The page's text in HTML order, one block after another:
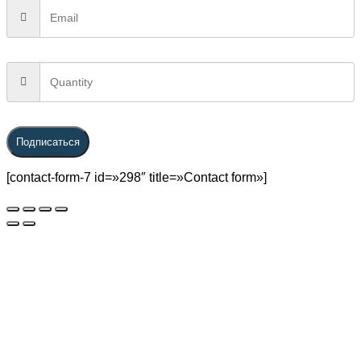
Подписаться
[contact-form-7 id=»298″ title=»Contact form»]